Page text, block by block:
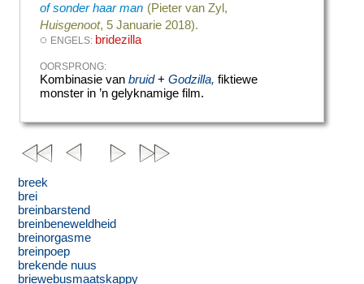
of sonder haar man (Pieter van Zyl,
Huisgenoot, 5 Januarie 2018).
◌ ENGELS: bridezilla
OORSPRONG:
Kombinasie vanbruid+Godzilla, fiktiewe
monster in ’n gelyknamige film.
breek
brei
breinbarstend
breinbeneweldheid
breinorgasme
breinpoep
brekende nuus
briewebusmaatskappy